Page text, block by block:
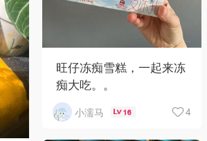
旺仔冻痴雪糕，一起来冻
痴大吃。。
小濡马 16 4